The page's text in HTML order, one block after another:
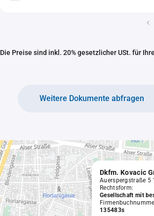
Die Preise sind inkl. 20% gesetzlicher USt. für
Weitere Dokumente abfragen
Dkfm. Kovacic
Auerspergstraße 5
Rechtsform:
Gesellschaft mit
135483s